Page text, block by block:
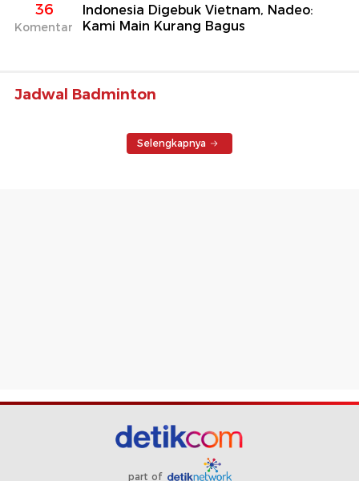
36
Komentar
Indonesia Digebuk Vietnam, Nadeo:
Kami Main Kurang Bagus
Jadwal Badminton
Selengkapnya
part of